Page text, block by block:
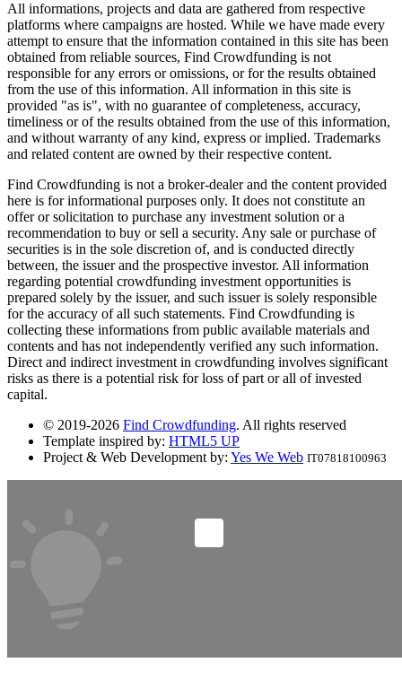
All informations, projects and data are gathered from respective
platforms where campaigns are hosted. While we have made every
attempt to ensure that the information contained in this site has been
obtained from reliable sources, Find Crowdfunding is not
responsible for any errors or omissions, or for the results obtained
from the use of this information. All information in this site is
provided "as is", with no guarantee of completeness, accuracy,
timeliness or of the results obtained from the use of this information,
and without warranty of any kind, express or implied. Trademarks
and related content are owned by their respective content.
Find Crowdfunding is not a broker-dealer and the content provided
here is for informational purposes only. It does not constitute an
offer or solicitation to purchase any investment solution or a
recommendation to buy or sell a security. Any sale or purchase of
securities is in the sole discretion of, and is conducted directly
between, the issuer and the prospective investor. All information
regarding potential crowdfunding investment opportunities is
prepared solely by the issuer, and such issuer is solely responsible
for the accuracy of all such statements. Find Crowdfunding is
collecting these informations from public available materials and
contents and has not independently verified any such information.
Direct and indirect investment in crowdfunding involves significant
risks as there is a potential risk for loss of part or all of invested
capital.
© 2019-2026 Find Crowdfunding. All rights reserved
Template inspired by: HTML5 UP
Project & Web Development by: Yes We Web IT07818100963